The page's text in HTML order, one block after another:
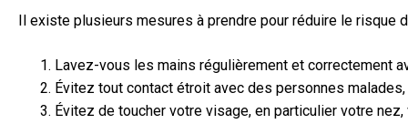
Il existe plusieurs mesures à prendre pour réduire le
Lavez-vous les mains régulièrement et correctement
Évitez tout contact étroit avec des personnes
Évitez de toucher votre visage, en particulier votre